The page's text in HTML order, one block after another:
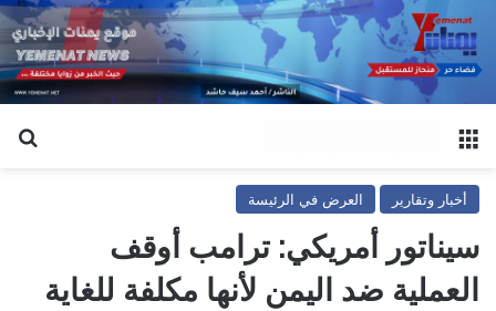
أخبار وتقارير العرض في الرئيسة
سيناتور أمريكي: ترامب أوقف
العملية ضد اليمن لأنها مكلفة للغاية